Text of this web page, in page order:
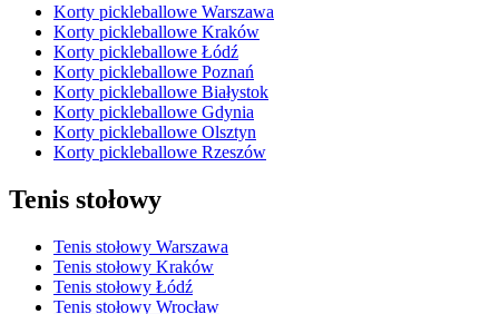
Korty pickleballowe Warszawa
Korty pickleballowe Kraków
Korty pickleballowe Łódź
Korty pickleballowe Poznań
Korty pickleballowe Białystok
Korty pickleballowe Gdynia
Korty pickleballowe Olsztyn
Korty pickleballowe Rzeszów
Tenis stołowy
Tenis stołowy Warszawa
Tenis stołowy Kraków
Tenis stołowy Łódź
Tenis stołowy Wrocław